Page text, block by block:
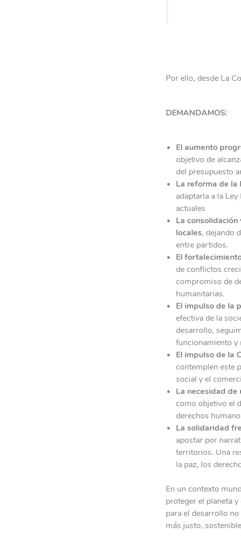
Por ello, desde La
DEMANDAMOS:
El aumento
objetivo de
del presupuesto
La reforma de la
adaptarla a la
actuales
La
locales, dejando
entre partidos.
El
de conflictos
compromiso de
humanitarias.
El impulso de la
efectiva de la
desarrollo,
funcionamiento y
El impulso de la
contemplen este
social y el
La necesidad
como objetivo el
derechos
La solidaridad
apostar por
territorios. Una
la paz, los
En un contexto
proteger el planeta
para el desarrollo
más justo,